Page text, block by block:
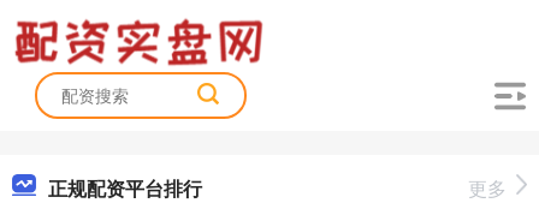
正规配资平台排行 更多